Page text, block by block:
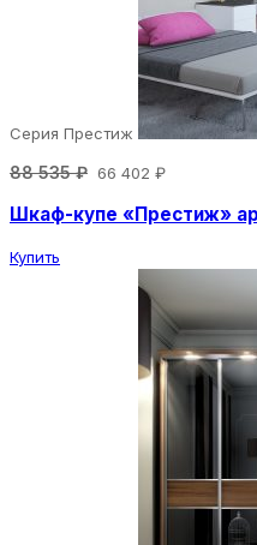
Серия Престиж
88 535 ₽ 66 402 ₽
Шкаф-купе «Престиж»
Купить